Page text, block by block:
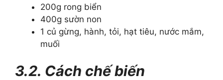
200g rong biển
400g sườn non
1 củ gừng, hành, tỏi, hạt tiêu, nước mắm,
muối
3.2. Cách chế biến